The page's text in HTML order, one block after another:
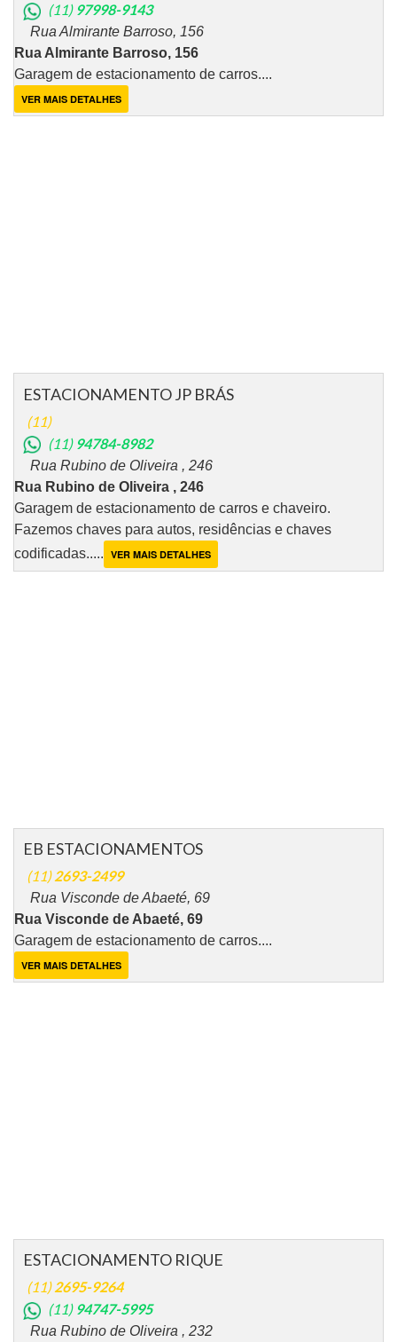
(11) 97998-9143
Rua Almirante Barroso, 156
Rua Almirante Barroso, 156
Garagem de estacionamento de carros....
VER MAIS DETALHES
ESTACIONAMENTO JP BRÁS
(11)
(11) 94784-8982
Rua Rubino de Oliveira , 246
Rua Rubino de Oliveira , 246
Garagem de estacionamento de carros e chaveiro.
Fazemos chaves para autos, residências e chaves
codificadas..... VER MAIS DETALHES
EB ESTACIONAMENTOS
(11) 2693-2499
Rua Visconde de Abaeté, 69
Rua Visconde de Abaeté, 69
Garagem de estacionamento de carros....
VER MAIS DETALHES
ESTACIONAMENTO RIQUE
(11)2695-9264
(11) 94747-5995
Rua Rubino de Oliveira , 232